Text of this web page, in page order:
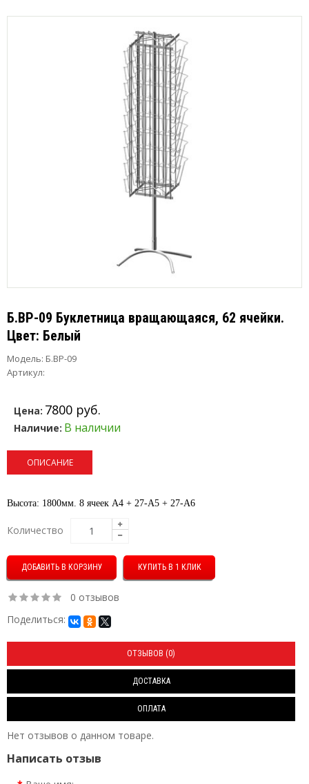
Б.ВР-09 Буклетница вращающаяся, 62 ячейки.
Цвет: Белый
Модель: Б.ВР-09
Артикул:
Цена: 7800 руб.
Наличие: В наличии
ОПИСАНИЕ
Высота: 1800мм. 8 ячеек А4 + 27-А5 + 27-А6
Количество
КУПИТЬ В 1 КЛИК
0 отзывов
Поделиться:
ОТЗЫВОВ (0)
ДОСТАВКА
ОПЛАТА
Нет отзывов о данном товаре.
Написать отзыв